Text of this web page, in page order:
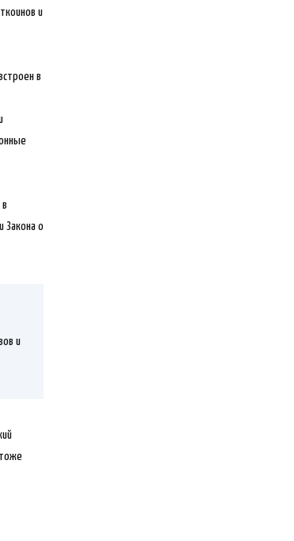
и
в
Закона о
и